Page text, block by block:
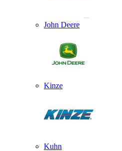
John Deere
Kinze
Kuhn